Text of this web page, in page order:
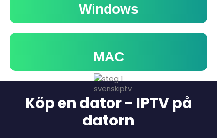
Windows
MAC
Köp en dator - IPTV på
datorn